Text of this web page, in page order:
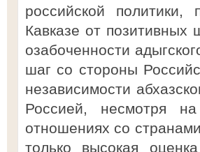
российской
Кавказе от
озабоченности
шаг со стороны
независимости
Россией, несмотря
отношениях со
только высокая